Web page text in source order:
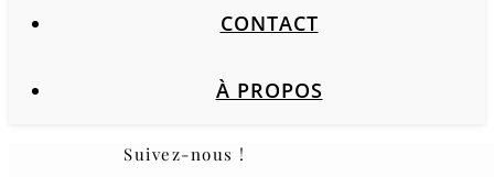
CONTACT
À PROPOS
Suivez-nous !